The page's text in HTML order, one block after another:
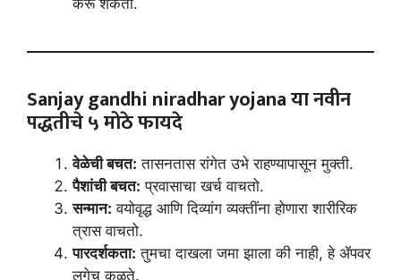
Sanjay gandhi niradhar yojanaया नवीन
पद्धतीचे ५ मोठे फायदे
वेळेची बचत: तासनतास रांगेत उभे राहण्यापासून मुक्ती.
पैशांची बचत: प्रवासाचा खर्च वाचतो.
सन्मान: वयोवृद्ध आणि दिव्यांग व्यक्तींना होणारा शारीरिक
त्रास वाचतो.
पारदर्शकता: तुमचा दाखला जमा झाला की नाही, हे ॲपवर
लगेच कळते.